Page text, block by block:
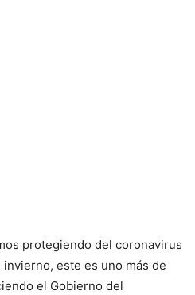
protegiendo del coronavirus
este es uno más de
el Gobierno del